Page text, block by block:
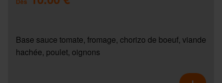
Base sauce tomate, fromage, chorizo de boeuf, viande
hachée, poulet, oignons